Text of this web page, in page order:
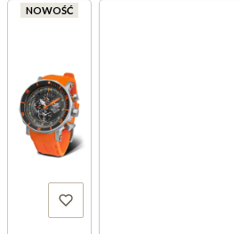
NOWOŚĆ